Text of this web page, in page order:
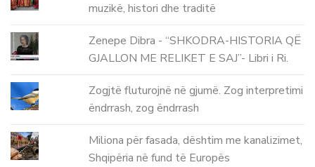
muzikë, histori dhe traditë
Zenepe Dibra - “SHKODRA-HISTORIA QË
GJALLON ME RELIKET E SAJ”- Libri i Ri.
Zogjtë fluturojnë në gjumë. Zog interpretimi
ëndrrash, zog ëndrrash
Miliona për fasada, dështim me kanalizimet,
Shqipëria në fund të Europës